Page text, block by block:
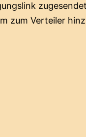
zum Verteiler